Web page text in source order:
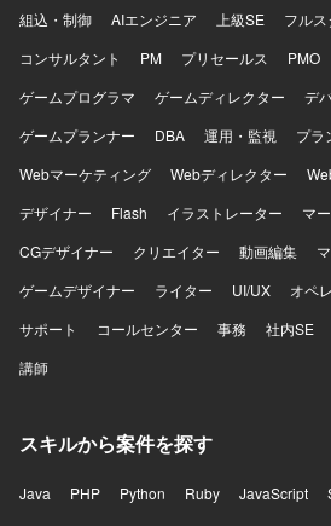
組込・制御
AIエンジニア 上級SE
フル
コンサルタント
PM プリセールス PMO
ゲームプログラマ
ゲームディレクター
デ
ゲームプランナー
DBA 運用・監視 プラ
Webマーケティング
Webディレクター
デザイナー
Flash イラストレーター マ
CGデザイナー
クリエイター 動画編集
ゲームデザイナー
ライター UI/UX オペ
サポート
コールセンター 事務 社内SE
講師
スキルから案件を探す
Java PHP Python Ruby JavaScript